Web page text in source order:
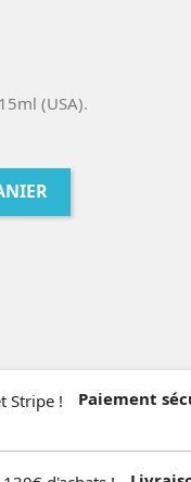
(USA).
Paiement